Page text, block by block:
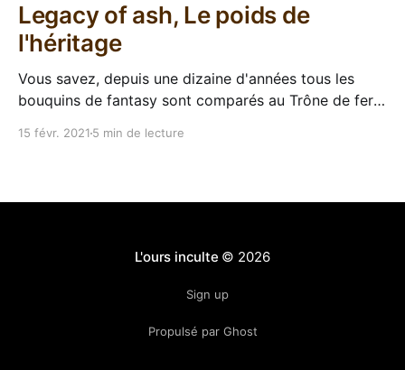
Legacy of ash, Le poids de
l'héritage
Vous savez, depuis une dizaine d'années tous les
bouquins de fantasy sont comparés au Trône de fer,
15 févr. 2021 5 min de lecture
L'ours inculte © 2026
Sign up
Propulsé par Ghost